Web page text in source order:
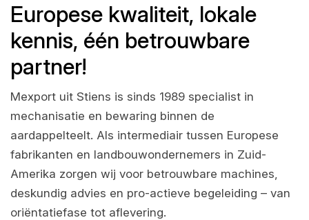
Europese kwaliteit, lokale
kennis, één betrouwbare
partner!
Mexport uit Stiens is sinds 1989 specialist in
mechanisatie en bewaring binnen de
aardappelteelt. Als intermediair tussen Europese
fabrikanten en landbouwondernemers in Zuid-
Amerika zorgen wij voor betrouwbare machines,
deskundig advies en pro-actieve begeleiding – van
oriëntatiefase tot aflevering.